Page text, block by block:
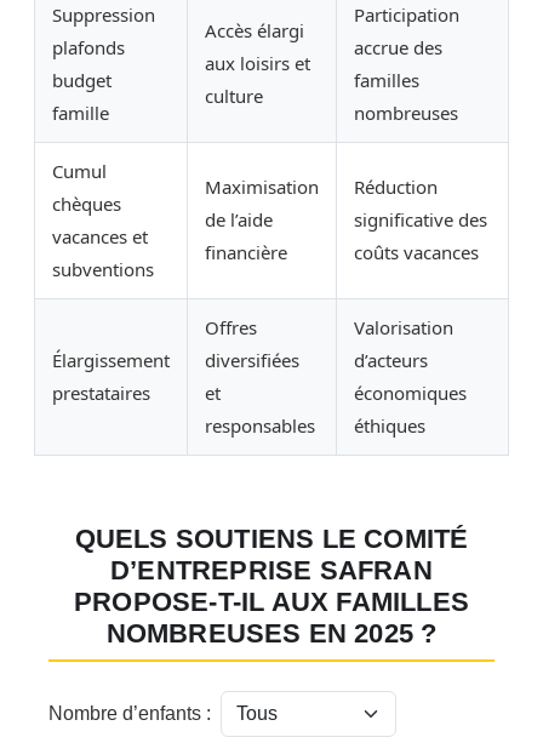
Suppression
plafonds
budget
famille
Accès élargi
aux loisirs et
culture
Participation
accrue des
familles
nombreuses
Cumul
chèques
vacances et
subventions
Maximisation
de l’aide
financière
Réduction
significative des
coûts vacances
Élargissement
prestataires
Offres
diversifiées
et
responsables
Valorisation
d’acteurs
économiques
éthiques
QUELS SOUTIENS LE COMITÉ
D’ENTREPRISE SAFRAN
PROPOSE-T-IL AUX FAMILLES
NOMBREUSES EN 2025 ?
Nombre d’enfants :